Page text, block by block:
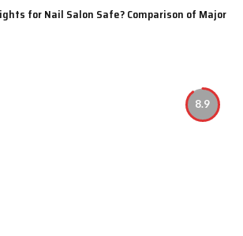
for Nail Salon Safe? Comparison of Major
8.9